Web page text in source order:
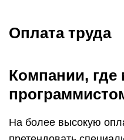
Оплата труда
Компании, где
На более высокую